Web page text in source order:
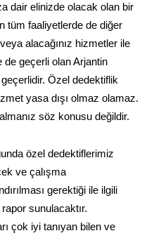
dair elinizde olacak olan bir
tüm faaliyetlerde de diğer
alacağınız hizmetler ile
geçerli olan Arjantin
Özel dedektiflik
yasa dışı olmaz olamaz.
söz konusu değildir.
özel dedektiflerimiz
ve çalışma
gerektiği ile ilgili
sunulacaktır.
çok iyi tanıyan bilen ve